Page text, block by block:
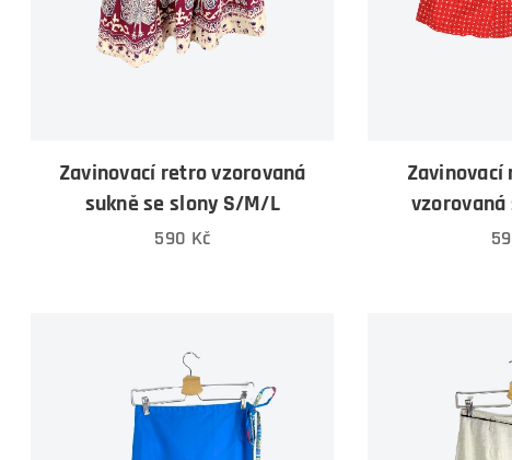
Zavinovací retro vzorovaná
sukně se slony S/M/L
590 Kč